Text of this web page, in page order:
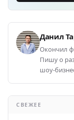
Данил
Окончил
Пишу о
шоу-
СВЕЖЕЕ